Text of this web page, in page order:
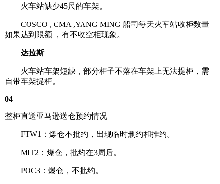
火车站缺少45尺的车架。
COSCO , CMA ,YANG MING 船司每天火车站收柜数量
如果达到限额 ，有不收空柜现象。
达拉斯
火车站车架短缺，部分柜子不落在车架上无法提柜，需
自带车架提柜。
04
整柜直送亚马逊送仓预约情况
FTW1：爆仓不批约，出现临时删约和推约。
MIT2：爆仓，批约在3周后。
POC3：爆仓，不批约。